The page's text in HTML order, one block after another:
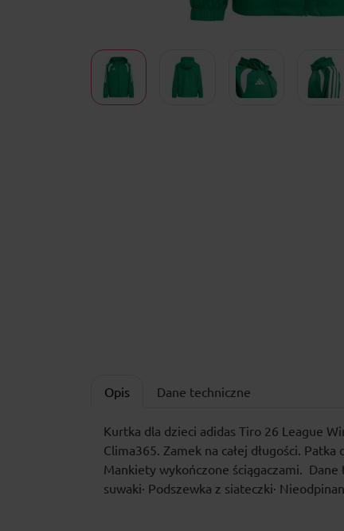
Opis Dane techniczne
Kurtka dla dzieci adidas Tiro 26 League
Clima365. Zamek na całej długości.
Mankiety wykończone ściągaczami. Dane
suwaki· Podszewka z siateczki·